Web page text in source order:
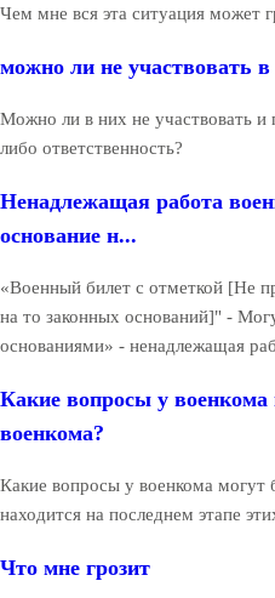
Чем мне вся эта ситуация может
можно ли не участвовать
Можно ли в них не участвовать и
либо ответственность?
Ненадлежащая работа
основание н...
«Военный билет с отметкой [Не
на то законных оснований]" -
основаниями» - ненадлежащая
Какие вопросы у военкома
военкома?
Какие вопросы у военкома могут
находится на последнем этапе
Что мне грозит